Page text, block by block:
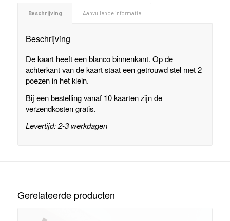
Beschrijving Aanvullende informatie
Beschrijving
De kaart heeft een blanco binnenkant. Op de
achterkant van de kaart staat een getrouwd stel met 2
poezen in het klein.
Bij een bestelling vanaf 10 kaarten zijn de
verzendkosten gratis.
Levertijd: 2-3 werkdagen
Gerelateerde producten